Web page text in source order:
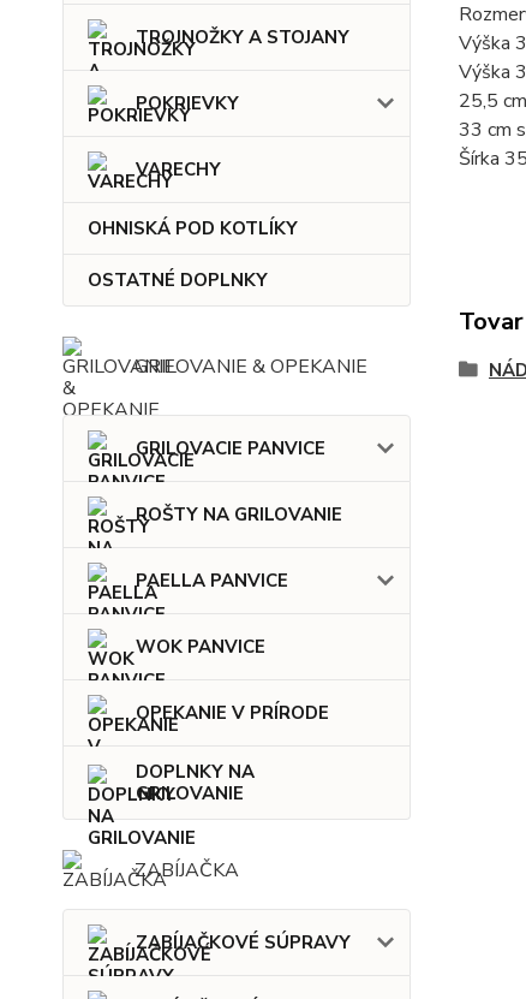
TROJNOŽKY A STOJANY
POKRIEVKY
VARECHY
OHNISKÁ POD KOTLÍKY
OSTATNÉ DOPLNKY
GRILOVANIE & OPEKANIE
GRILOVACIE PANVICE
ROŠTY NA GRILOVANIE
PAELLA PANVICE
WOK PANVICE
OPEKANIE V PRÍRODE
DOPLNKY NA
GRILOVANIE
ZABÍJAČKA
ZABÍJAČKOVÉ SÚPRAVY
Výška
Výška
25,5
33 cm
Šírka